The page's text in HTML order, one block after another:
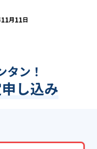
11月11日
タン！
申し込み